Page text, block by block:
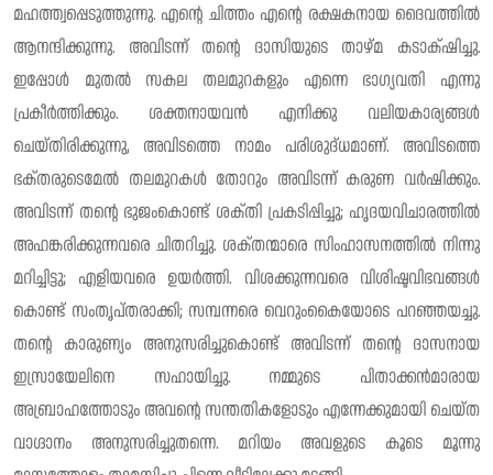
മഹത്ത്വപ്പെടുത്തുന്നു. എന്റെ ചിത്തം എന്റെ രക്ഷകനായ ദൈവത്തിൽ
ആനന്ദിക്കുന്നു. അവിടന്ന് തന്റെ ദാസിയുടെ താഴ്‌മ കടാക്‌ഷിച്ചു.
ഇപ്പോൾ മുതൽ സകല തലമുറകളും എന്നെ ഭാഗ്യവതി എന്നു
പ്രകീർത്തിക്കും. ശക്തനായവൻ എനിക്കു വലിയകാര്യങ്ങൾ
ചെയ്തിരിക്കുന്നു, അവിടത്തെ നാമം പരിശുദ്‌ധമാണ്. അവിടത്തെ
ഭക്‌തരുടെമേൽ തലമുറകൾ തോറും അവിടന്ന് കരുണ വർഷിക്കും.
അവിടന്ന് തന്റെ ഭുജംകൊണ്ട് ശക്‌തി പ്രകടിപ്പിച്ചു; ഹൃദയവിചാരത്തിൽ
അഹങ്കരിക്കുന്നവരെ ചിതറിച്ചു. ശക്‌തന്മാരെ സിംഹാസനത്തിൽ നിന്നു
മറിച്ചിട്ടു; എളിയവരെ ഉയർത്തി. വിശക്കുന്നവരെ വിശിഷ്ടവിഭവങ്ങൾ
കൊണ്ട് സംതൃപ്‌തരാക്കി; സമ്പന്നരെ വെറുംകൈയോടെ പറഞ്ഞയച്ചു.
തന്റെ കാരുണ്യം അനുസ‌രിച്ചുകൊണ്ട് അവിടന്ന് തൻ്റെ ദാസനായ
ഇസ്രായേലിനെ സഹായിച്ചു. നമ്മുടെ പിതാക്കൻമാരായ
അബ്രാഹത്തോടും അവന്റെ സന്തതികളോടും എന്നേക്കുമായി ചെയ്ത
വാഗ്ദാനം അനുസരിച്ചുതന്നെ. മറിയം അവളുടെ കൂടെ മൂന്നു